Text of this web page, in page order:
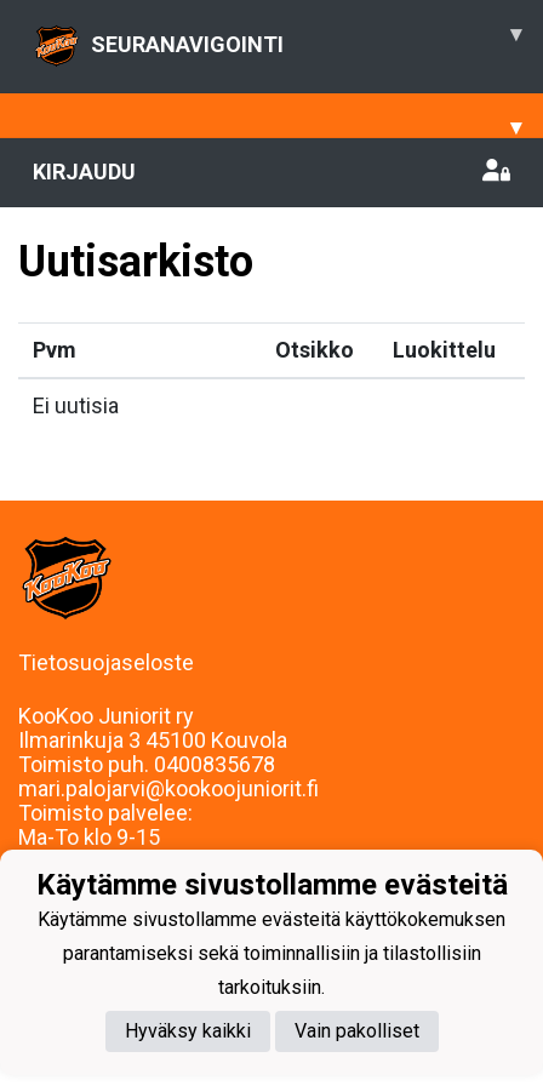
SEURANAVIGOINTI ▾
▾
KIRJAUDU
Uutisarkisto
Pvm Otsikko Luokittelu
Ei uutisia
Tietosuojaseloste
KooKoo Juniorit ry
Ilmarinkuja 3 45100 Kouvola
Toimisto puh. 0400835678
mari.palojarvi@kookoojuniorit.fi
Toimisto palvelee:
Ma-To klo 9-15
Powered by
Käytämme sivustollamme evästeitä
Käytämme sivustollamme evästeitä käyttökokemuksen
parantamiseksi sekä toiminnallisiin ja tilastollisiin
tarkoituksiin.
Hyväksy kaikki
Vain pakolliset